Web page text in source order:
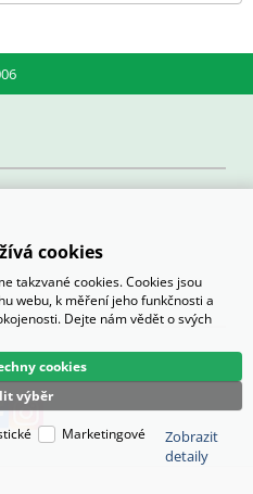
cookies
takzvané cookies. Cookies jsou
webu, k měření jeho funkčnosti a
Dejte nám vědět o svých
výběr
cookies
Marketingové
Zobrazit
detaily